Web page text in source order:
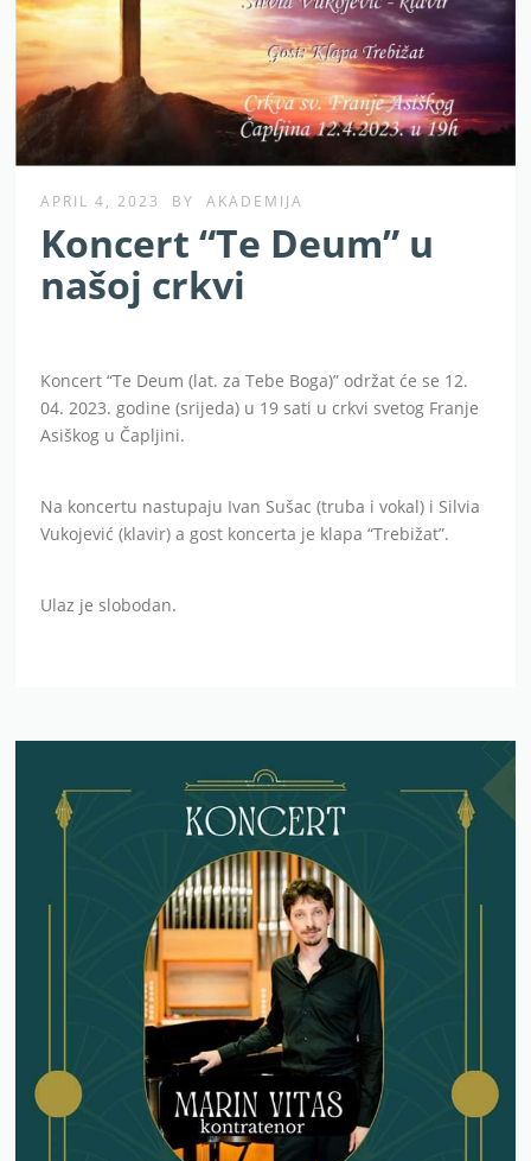
APRIL 4, 2023 BY AKADEMIJA
Koncert “Te Deum” u
našoj crkvi
Koncert “Te Deum (lat. za Tebe Boga)” održat će se 12.
04. 2023. godine (srijeda) u 19 sati u crkvi svetog Franje
Asiškog u Čapljini.
Na koncertu nastupaju Ivan Sušac (truba i vokal) i Silvia
Vukojević (klavir) a gost koncerta je klapa “Trebižat”.
Ulaz je slobodan.